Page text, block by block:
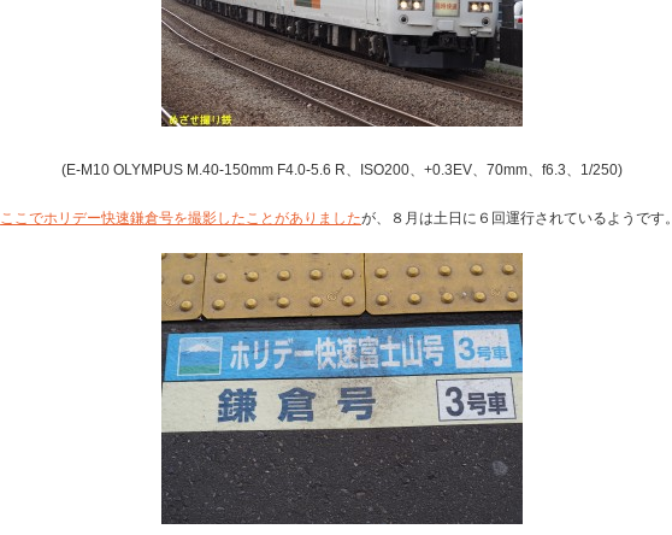
(E-M10 OLYMPUS M.40-150mm F4.0-5.6 R、ISO200、+0.3EV、70mm、f6.3、1/250)
ここでホリデー快速鎌倉号を撮影したことがありましたが、８月は土日に６回運行されているようです。